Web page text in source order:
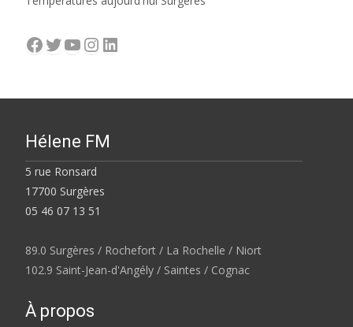
Facebook
Twitter
YouTube
Instagram
LinkedIn
Hélene FM
5 rue Ronsard
17700 Surgères
05 46 07 13 51
89.0 Surgères / Rochefort / La Rochelle / Niort
102.9 Saint-Jean-d'Angély / Saintes / Cognac
À propos